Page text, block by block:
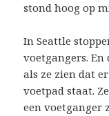
stond hoog op
In Seattle
voetgangers.
als ze zien dat
voetpad staat.
een voetganger